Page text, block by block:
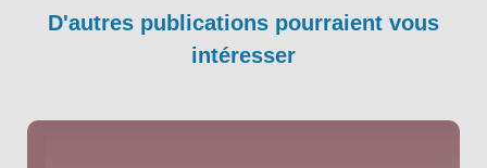
D'autres publications pourraient vous
intéresser